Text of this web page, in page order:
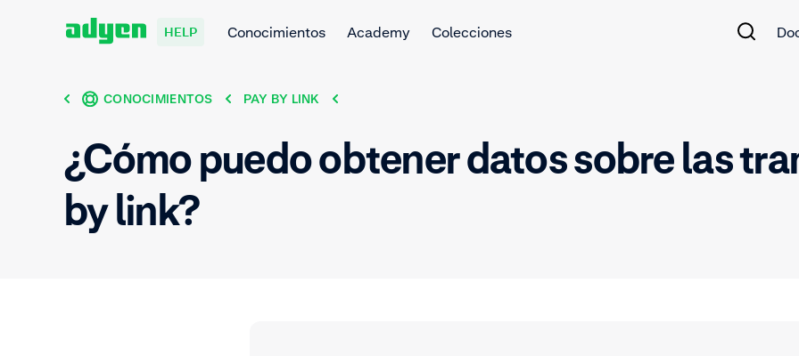
HELP Conocimientos Academy Colecciones
CONOCIMIENTOS PAY BY LINK
¿Cómo puedo obtener datos sobre las
by link?